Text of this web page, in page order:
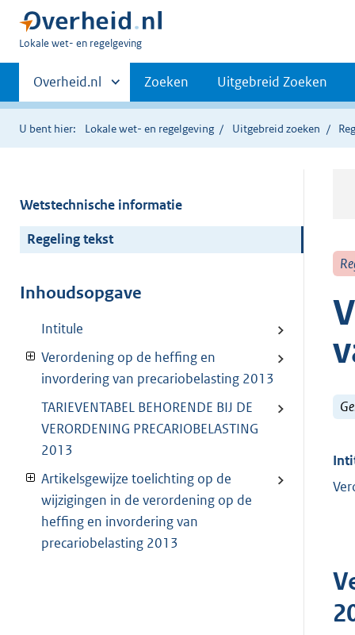
U
hier:
Lokale wet- en regelgeving
Primaire
navigatie
Andere
sites
binnen
Overheid.nl Zoeken Uitgebreid Zoeken
U bent hier: Lokale wet- en regelgeving Uitgebreid zoeken
Wetstechnische informatie
Regeling tekst
Inhoudsopgave
Intitule
Verordening op de heffing en
invordering van precariobelasting 2013
TARIEVENTABEL BEHORENDE BIJ DE
VERORDENING PRECARIOBELASTING
2013
Artikelsgewijze toelichting op de
wijzigingen in de verordening op de
heffing en invordering van
precariobelasting 2013